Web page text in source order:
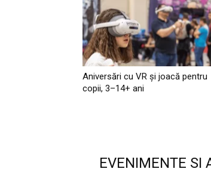
Aniversări cu VR și joacă pentru
copii, 3–14+ ani
EVENIMENTE SI